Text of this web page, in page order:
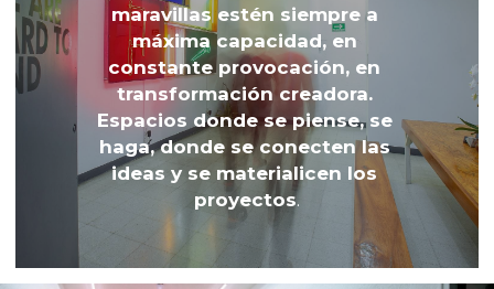
maravillas estén siempre a
máxima capacidad, en
constante provocación, en
transformación creadora.
Espacios donde se piense, se
haga, donde se conecten las
ideas y se materialicen los
proyectos.